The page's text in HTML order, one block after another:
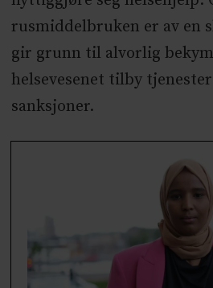
rusmiddelbruken er av en
gir grunn til alvorlig
helsevesenet tilby
sanksjoner.